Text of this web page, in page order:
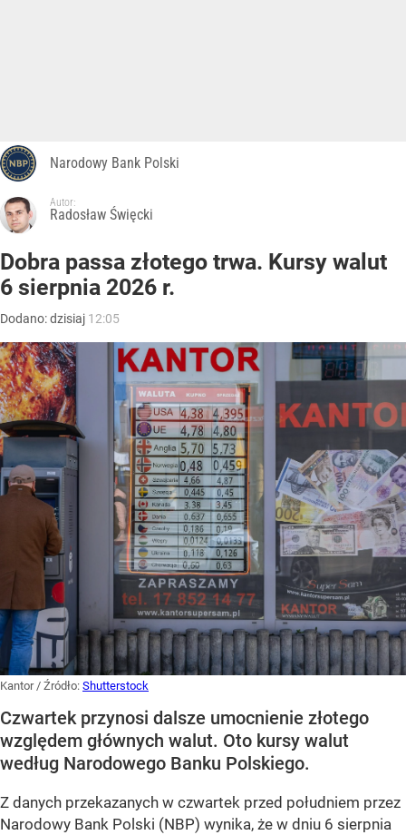
Narodowy Bank Polski
Autor:
Radosław Święcki
Dobra passa złotego trwa. Kursy walut
6 sierpnia 2026 r.
Dodano:dzisiaj 12:05
Kantor / Źródło: Shutterstock
Czwartek przynosi dalsze umocnienie złotego
względem głównych walut. Oto kursy walut
według Narodowego Banku Polskiego.
Z danych przekazanych w czwartek przed południem przez
Narodowy Bank Polski (NBP) wynika, że w dniu 6 sierpnia